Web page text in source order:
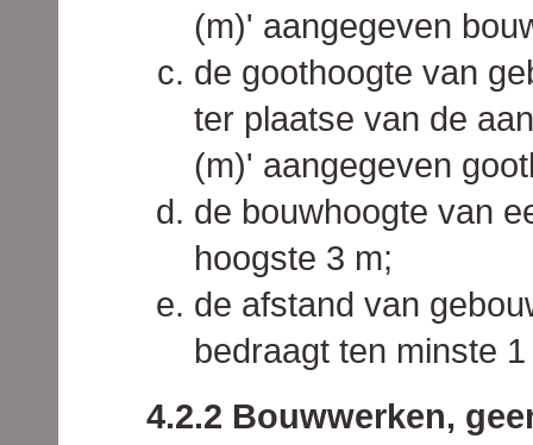
(m)' aangegeven
de goothoogte van
ter plaatse van de
(m)' aangegeven
de bouwhoogte van
hoogste 3 m;
de afstand van
bedraagt ten minste
4.2.2 Bouwwerken,